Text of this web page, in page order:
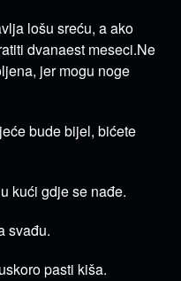
lošu sreću, a ako
dvanaest meseci.Ne
jer mogu noge
bude bijel, bićete
kući gdje se nađe.
svađu.
pasti kiša.